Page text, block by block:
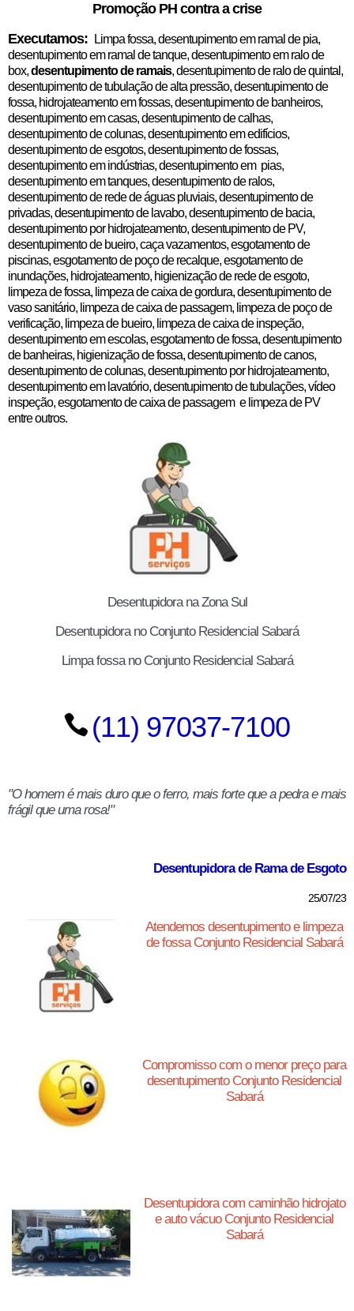
Promoção PH contra a crise
Executamos:
Limpa fossa, desentupimento em ramal de pia,
desentupimento em ramal de tanque, desentupimento em ralo de
box,desentupimento de ramais, desentupimento de ralo de quintal,
desentupimento de tubulação de alta pressão, desentupimento de
fossa, hidrojateamento em fossas, desentupimento de banheiros,
desentupimento em casas, desentupimento de calhas,
desentupimento de colunas, desentupimento em edifícios,
desentupimento de esgotos, desentupimento de fossas,
desentupimento em indústrias, desentupimento em pias,
desentupimento em tanques, desentupimento de ralos,
desentupimento de rede de águas pluviais, desentupimento de
privadas, desentupimento de lavabo, desentupimento de bacia,
desentupimento por hidrojateamento, desentupimento de PV,
desentupimento de bueiro, caça vazamentos,esgotamento de
piscinas, esgotamento de poço de recalque, esgotamento de
inundações, hidrojateamento, higienização de rede de esgoto,
limpeza de fossa, limpeza de caixa de gordura, desentupimento de
vaso sanitário, limpeza de caixa de passagem, limpeza de poço de
verificação, limpeza de bueiro, limpeza de caixa de inspeção,
desentupimento em escolas, esgotamento de fossa, desentupimento
de banheiras, higienização de fossa, desentupimento de canos,
desentupimento de colunas, desentupimento por hidrojateamento,
desentupimento em lavatório, desentupimento de tubulações, vídeo
inspeção, esgotamento de caixa de passagem e limpeza de PV
entre outros.
Desentupidora na Zona Sul
Desentupidora no Conjunto Residencial Sabará
Limpa fossa no Conjunto Residencial Sabará
(11) 97037-7100
"O homem é mais duro que o ferro, mais forte que a pedra e mais
frágil que uma rosa!"
Desentupidora de Rama de Esgoto
25/07/23
Atendemos desentupimento e limpeza
de fossa Conjunto Residencial Sabará
Compromisso com o menor preço para
desentupimento Conjunto Residencial
Sabará
Desentupidora com caminhão hidrojato
e auto vácuo Conjunto Residencial
Sabará